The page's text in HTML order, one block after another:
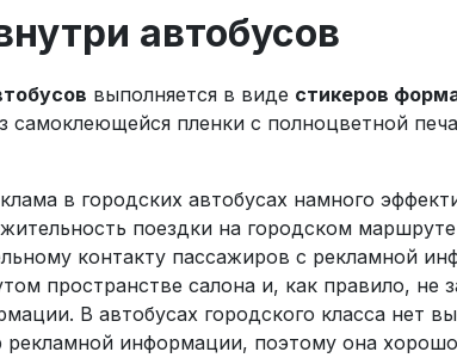
автобусов
выполняется в виде стикеров
самоклеющейся пленки с полноцветной
в городских автобусах намного
поездки на городском
контакту пассажиров с рекламной
пространстве салона и, как правило,
В автобусах городского класса нет
информации, поэтому она